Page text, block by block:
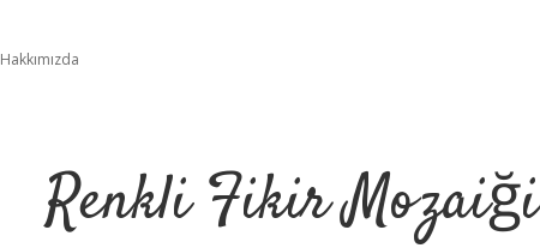
Hakkımızda
Renkli Fikir Mozaiği